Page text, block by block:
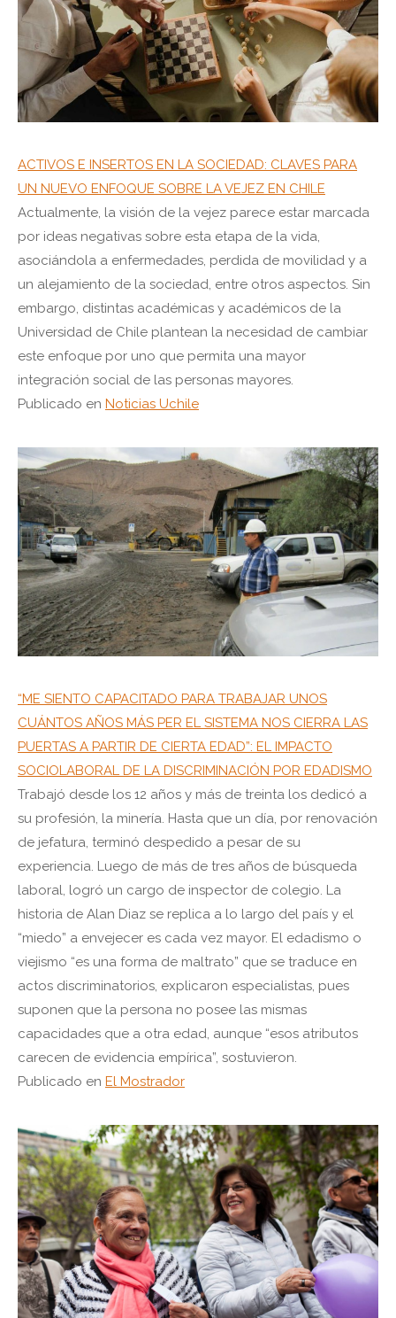
ACTIVOS E INSERTOS EN LA SOCIEDAD: CLAVES PARA
UN NUEVO ENFOQUE SOBRE LA VEJEZ EN CHILE
Actualmente, la visión de la vejez parece estar marcada
por ideas negativas sobre esta etapa de la vida,
asociándola a enfermedades, perdida de movilidad y a
un alejamiento de la sociedad, entre otros aspectos. Sin
embargo, distintas académicas y académicos de la
Universidad de Chile plantean la necesidad de cambiar
este enfoque por uno que permita una mayor
integración social de las personas mayores.
Publicado en Noticias Uchile
“ME SIENTO CAPACITADO PARA TRABAJAR UNOS
CUÁNTOS AÑOS MÁS PER EL SISTEMA NOS CIERRA LAS
PUERTAS A PARTIR DE CIERTA EDAD”: EL IMPACTO
SOCIOLABORAL DE LA DISCRIMINACIÓN POR EDADISMO
Trabajó desde los 12 años y más de treinta los dedicó a
su profesión, la minería. Hasta que un día, por renovación
de jefatura, terminó despedido a pesar de su
experiencia. Luego de más de tres años de búsqueda
laboral, logró un cargo de inspector de colegio. La
historia de Alan Diaz se replica a lo largo del país y el
“miedo” a envejecer es cada vez mayor. El edadismo o
viejismo “es una forma de maltrato” que se traduce en
actos discriminatorios, explicaron especialistas, pues
suponen que la persona no posee las mismas
capacidades que a otra edad, aunque “esos atributos
carecen de evidencia empírica”, sostuvieron.
Publicado en El Mostrador